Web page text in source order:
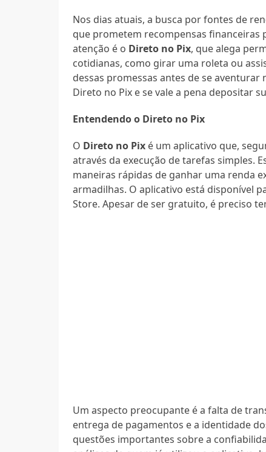
Nos dias atuais, a busca por fontes de
que prometem recompensas financeiras
atenção é o Direto no Pix, que alega
cotidianas, como girar uma roleta ou
dessas promessas antes de se
Direto no Pix e se vale a pena depositar
Entendendo o Direto no Pix
O Direto no Pix é um aplicativo que,
através da execução de tarefas simples.
maneiras rápidas de ganhar uma renda
armadilhas. O aplicativo está disponível
Store. Apesar de ser gratuito, é preciso
Um aspecto preocupante é a falta de
entrega de pagamentos e a identidade
questões importantes sobre a